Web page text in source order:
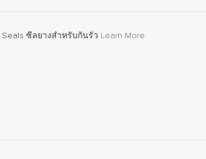
Seals ซีลยางสำหรับกันรั่ว Learn More